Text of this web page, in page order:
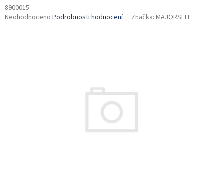
8900015
Průměrné
Neohodnoceno Podrobnosti hodnocení Značka: MAJORSELL